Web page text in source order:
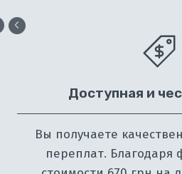
Доступная и
Вы получаете
переплат. Благодаря